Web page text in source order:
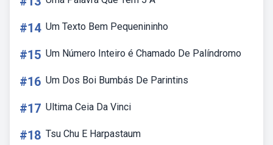
#14 Um Texto Bem Pequenininho
#15 Um Número Inteiro é Chamado De Palíndromo
#16 Um Dos Boi Bumbás De Parintins
#17 Ultima Ceia Da Vinci
#18 Tsu Chu E Harpastaum